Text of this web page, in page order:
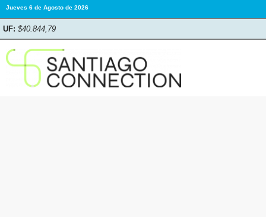
Jueves 6 de Agosto de 2026
UF: $40.844,79